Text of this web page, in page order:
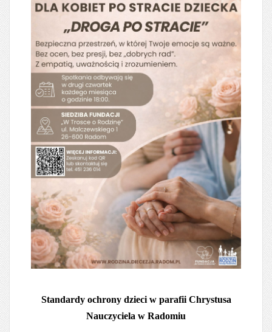
Standardy ochrony dzieci w parafii Chrystusa
Nauczyciela w Radomiu